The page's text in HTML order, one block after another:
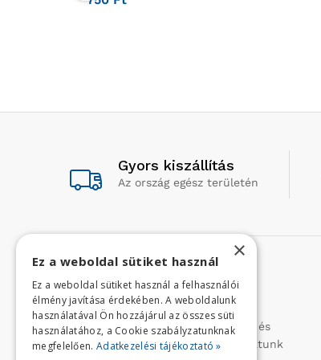
Gyors kiszállítás
Az ország egész területén
Rólunk
Profilunk a mezőgazdasági, kerti
kisgépek és egyéb iparcikkek kis- és
nagykereskedelme. 1991 óta folytatunk
×
Ez a weboldal sütiket használ
Ez a weboldal sütiket használ a felhasználói
élmény javítása érdekében. A weboldalunk
használatával Ön hozzájárul az összes süti
használatához, a Cookie szabályzatunknak
megfelelően. Adatkezelési tájékoztató »